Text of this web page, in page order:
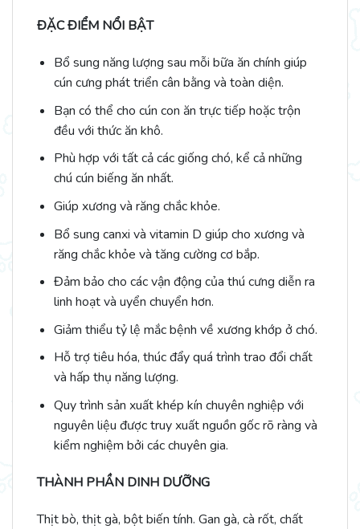
ĐẶC ĐIỂM NỔI BẬT
Bổ sung năng lượng sau mỗi bữa ăn chính giúp
cún cưng phát triển cân bằng và toàn diện.
Bạn có thể cho cún con ăn trực tiếp hoặc trộn
đều với thức ăn khô.
Phù hợp với tất cả các giống chó, kể cả những
chú cún biếng ăn nhất.
Giúp xương và răng chắc khỏe.
Bổ sung canxi và vitamin D giúp cho xương và
răng chắc khỏe và tăng cường cơ bắp.
Đảm bảo cho các vận động của thú cưng diễn ra
linh hoạt và uyển chuyển hơn.
Giảm thiểu tỷ lệ mắc bệnh về xương khớp ở chó.
Hỗ trợ tiêu hóa, thúc đẩy quá trình trao đổi chất
và hấp thụ năng lượng.
Quy trình sản xuất khép kín chuyên nghiệp với
nguyên liệu được truy xuất nguồn gốc rõ ràng và
kiểm nghiệm bởi các chuyên gia.
THÀNH PHẦN DINH DƯỠNG
Thịt bò, thịt gà, bột biến tính. Gan gà, cà rốt, chất